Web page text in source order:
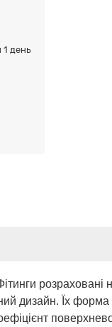
1 день
розраховані
дизайн. Їх